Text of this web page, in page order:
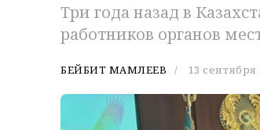
Три года назад в
работников органов
БЕЙБИТ МАМЛЕЕВ 13 сентября